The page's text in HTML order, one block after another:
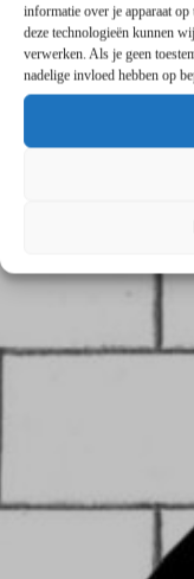
informatie over je apparaat
deze technologieën kunnen
verwerken. Als je geen
nadelige invloed hebben op